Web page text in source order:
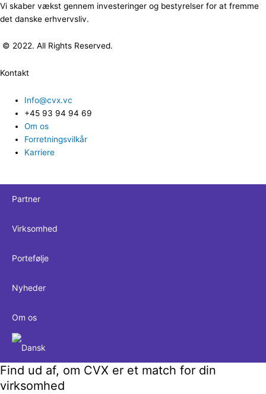
Vi skaber vækst gennem investeringer og bestyrelser for at fremme
det danske erhvervsliv.
© 2022. All Rights Reserved.
Kontakt
Info@cvx.vc
+45 93 94 94 69
Om os
Forretningsvilkår
Karriere
Partner
Virksomhed
Portefølje
Nyheder
Om os
Find ud af, om CVX er et match for din
virksomhed